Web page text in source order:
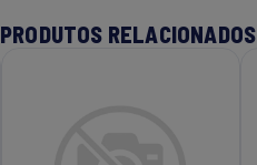
PRODUTOS RELACIONADOS